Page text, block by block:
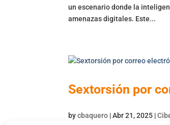
un escenario donde la
amenazas digitales. Este...
Sextorsión por
bycbaquero |Abr 21, 2025 |